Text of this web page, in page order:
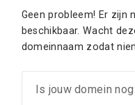
Geen probleem! Er zijn
beschikbaar. Wacht
domeinnaam zodat